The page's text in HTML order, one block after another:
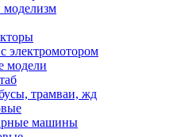
моделизм
электромотором
модели
трамваи, жд
машины